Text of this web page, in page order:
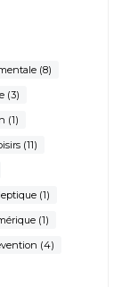
(8)
(3)
(1)
(11)
(1)
(1)
(4)